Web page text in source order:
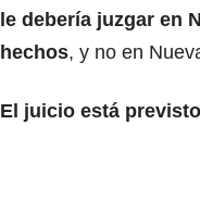
le debería juzgar en
hechos, y no en
El juicio está